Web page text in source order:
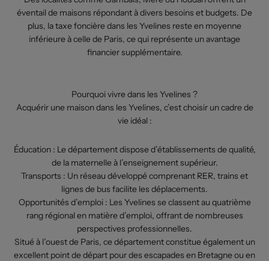
éventail de maisons répondant à divers besoins et budgets. De
plus, la taxe foncière dans les Yvelines reste en moyenne
inférieure à celle de Paris, ce qui représente un avantage
financier supplémentaire.
Pourquoi vivre dans les Yvelines ?
Acquérir une maison dans les Yvelines, c’est choisir un cadre de
vie idéal :
Éducation : Le département dispose d’établissements de qualité,
de la maternelle à l’enseignement supérieur.
Transports : Un réseau développé comprenant RER, trains et
lignes de bus facilite les déplacements.
Opportunités d’emploi : Les Yvelines se classent au quatrième
rang régional en matière d’emploi, offrant de nombreuses
perspectives professionnelles.
Situé à l’ouest de Paris, ce département constitue également un
excellent point de départ pour des escapades en Bretagne ou en